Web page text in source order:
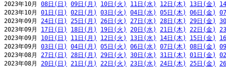
2023年10月 08日(日) 09日(月) 10日(火) 11日(水) 12日(木) 13日(金)
2023年10月 01日(日) 02日(月) 03日(火) 04日(水) 05日(木) 06日(金)
2023年09月 24日(日) 25日(月) 26日(火) 27日(水) 28日(木) 29日(金)
2023年09月 17日(日) 18日(月) 19日(火) 20日(水) 21日(木) 22日(金)
2023年09月 10日(日) 11日(月) 12日(火) 13日(水) 14日(木) 15日(金)
2023年09月 03日(日) 04日(月) 05日(火) 06日(水) 07日(木) 08日(金)
2023年08月 27日(日) 28日(月) 29日(火) 30日(水) 31日(木) 01日(金)
2023年08月 20日(日) 21日(月) 22日(火) 23日(水) 24日(木) 25日(金)